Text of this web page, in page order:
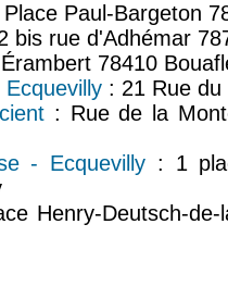
Place Paul-Bargeton
bis rue d'Adhémar
78410
: 21 Rue du
: Rue de la
- Ecquevilly : 1
Henry-Deutsch-